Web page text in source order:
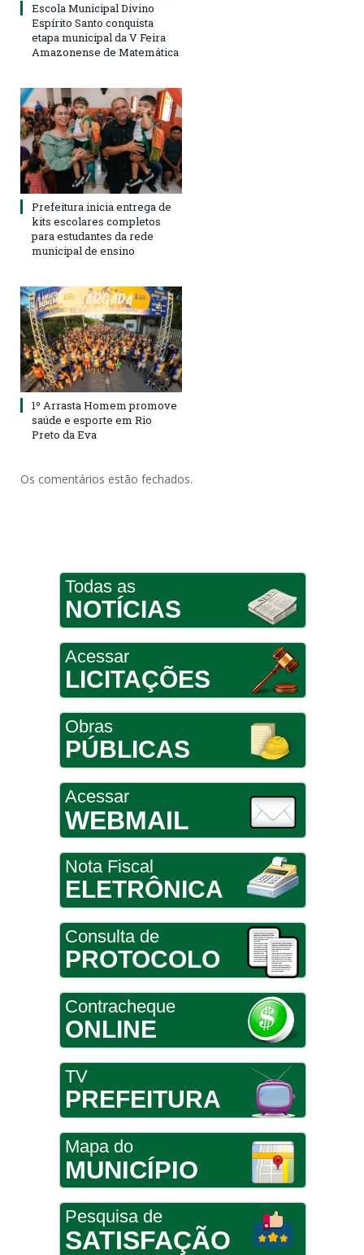
Escola Municipal Divino
Espírito Santo conquista
etapa municipal da V Feira
Amazonense de Matemática
Prefeitura inicia entrega de
kits escolares completos
para estudantes da rede
municipal de ensino
1º Arrasta Homem promove
saúde e esporte em Rio
Preto da Eva
Os comentários estão fechados.
Todas as
NOTÍCIAS
Acessar
LICITAÇÕES
Obras
PÚBLICAS
Acessar
WEBMAIL
Nota Fiscal
ELETRÔNICA
Consulta de
PROTOCOLO
Contracheque
ONLINE
TV
PREFEITURA
Mapa do
MUNICÍPIO
Pesquisa de
SATISFAÇÃO